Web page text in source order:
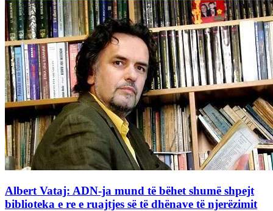
Albert Vataj: ADN-ja mund të bëhet shumë shpejt
biblioteka e re e ruajtjes së të dhënave të njerëzimit